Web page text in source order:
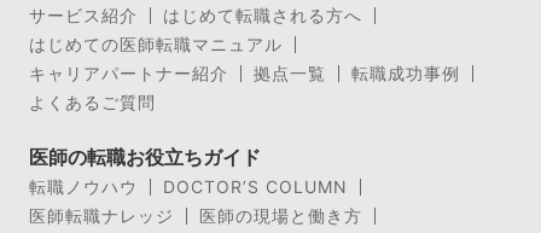
サービス紹介
はじめて転職される方へ
はじめての医師転職マニュアル
キャリアパートナー紹介
拠点一覧
転職成功事例
よくあるご質問
医師の転職お役立ちガイド
転職ノウハウ
DOCTOR’S COLUMN
医師転職ナレッジ
医師の現場と働き方